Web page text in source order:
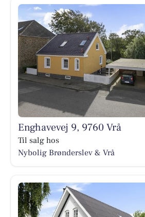
Enghavevej 9, 9760 Vrå
Til salg hos
Nybolig Brønderslev & Vrå